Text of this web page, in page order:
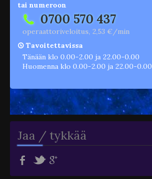
tai numeroon
0700 570 437
operaattoriveloitus, 2,53 €/min
Tavoitettavissa
Tänään klo 0.00-2.00 ja 22.00-0.00
Huomenna klo 0.00-2.00 ja 22.00-0.00
Jaa / tykkää